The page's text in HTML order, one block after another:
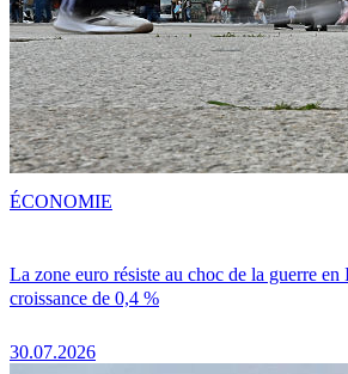
La zone euro résiste au choc de la guerre
croissance de 0,4 %
30.07.2026
ÉCONOMIE